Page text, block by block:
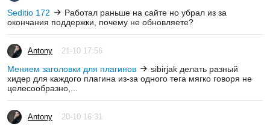
Seditio 172
Работал раньше на сайте но убрал из за
окончания поддержки, почему не обновляете?
Antony 21-10 17:56
Меняем заголовки для плагинов
sibirjak делать разный
хидер для каждого плагина из-за одного тега мягко говоря не
целесообразно,...
Antony 20-10 16:31